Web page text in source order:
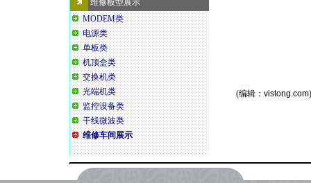
维修板型展示
MODEM类
电源类
单板类
机顶盒类
交换机类
光端机类
监控设备类
干线微波类
维修车间展示
(编辑： vistong.com)